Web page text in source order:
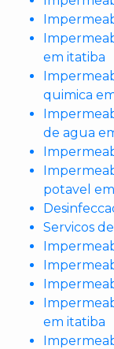
em itatiba
quimica
de agua
potavel
Servicos
em itatiba